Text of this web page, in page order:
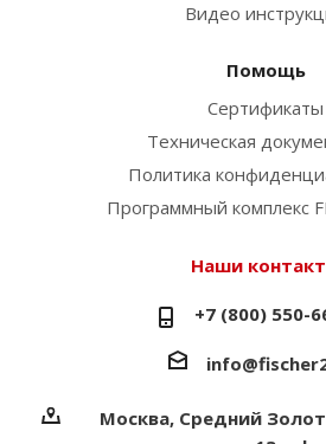
Видео
Помощь
Сертификаты
Техническая
Политика
Программный комплекс
Наши
+7 (800) 550-
Москва, Средний